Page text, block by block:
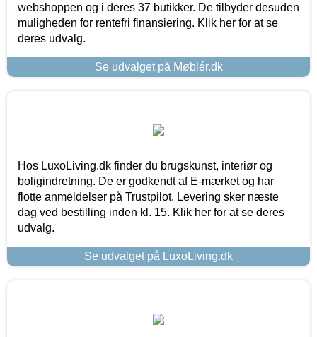
webshoppen og i deres 37 butikker. De tilbyder desuden
muligheden for rentefri finansiering. Klik her for at se
deres udvalg.
Se udvalget på Møblér.dk
Hos LuxoLiving.dk finder du brugskunst, interiør og
boligindretning. De er godkendt af E-mærket og har
flotte anmeldelser på Trustpilot. Levering sker næste
dag ved bestilling inden kl. 15. Klik her for at se deres
udvalg.
Se udvalget på LuxoLiving.dk